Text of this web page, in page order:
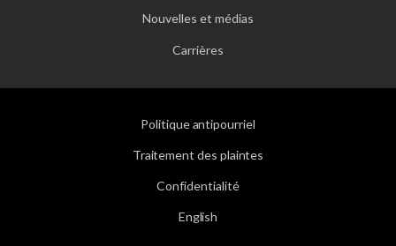
Nouvelles et médias
Carrières
Politique antipourriel
Traitement des plaintes
Confidentialité
English